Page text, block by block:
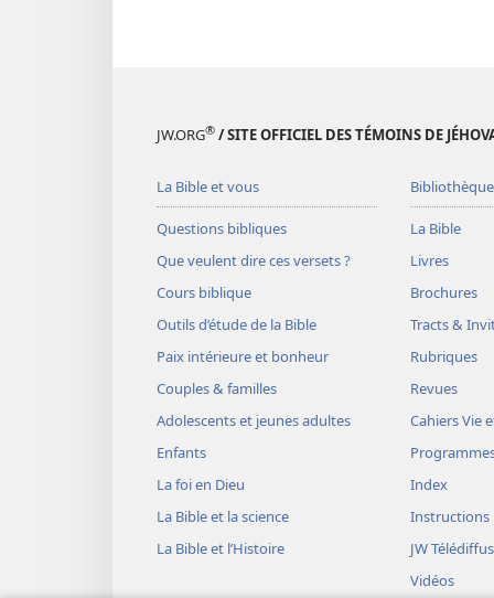
cause de la violence qui se
(Malachie 3:6).
Idée reçue :La Shoah était
Réalité :
siècle, Dieu a
détruisent Jérusalem (
ni ne punit aucun peuple en
différence entre les Juifs et les
français courant).
Idée reçue :
Si un Dieu tout-
il aurait empêché la Shoah.
Dieu n’est jamais à
JW.ORG® / SITE OFFICIEL DES TÉMOINS DE
La Bible et vous
Questions bibliques
Que veulent dire ces versets ?
Cours biblique
Outils d’étude de la Bible
Paix intérieure et bonheur
Couples & familles
Adolescents et jeunes adultes
Enfants
La foi en Dieu
La Bible et la science
La Bible et l’Histoire
Bibliothèque
La Bible
Livres
Brochures
Tracts &
Rubriques
Revues
Cahiers Vie
Index
Instructions
JW
Vidéos